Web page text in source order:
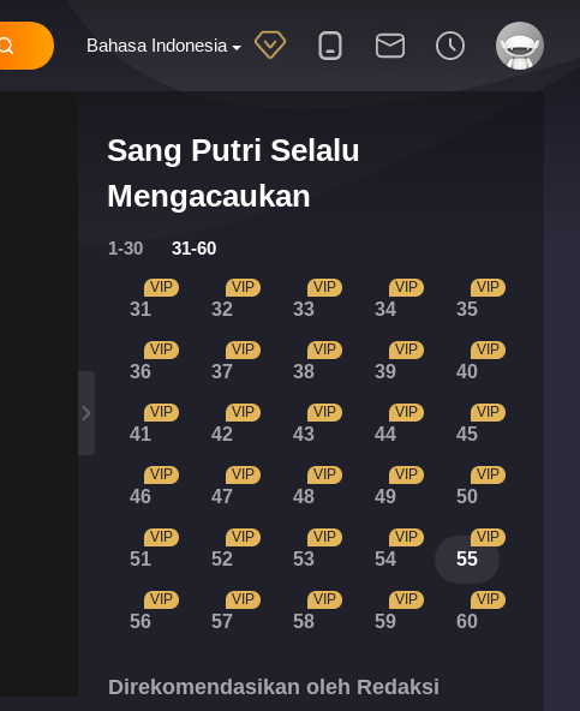
Bahasa Indonesia
Sang Putri Selalu
Mengacaukan
1-30 31-60
31
VIP
32
VIP
33
VIP
34
VIP
35
VIP
36
VIP
37
VIP
38
VIP
39
VIP
40
VIP
41
VIP
42
VIP
43
VIP
44
VIP
45
VIP
46
VIP
47
VIP
48
VIP
49
VIP
50
VIP
51
VIP
52
VIP
53
VIP
54
VIP
55
VIP
56
VIP
57
VIP
58
VIP
59
VIP
60
VIP
Direkomendasikan oleh Redaksi